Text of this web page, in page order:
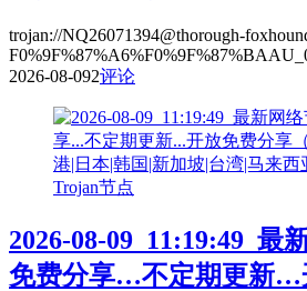
trojan://NQ26071394@thorough-
2026-08-092评论
Trojan节点
2026-08-09_11:19:49_最
免费分享…不定期更新…